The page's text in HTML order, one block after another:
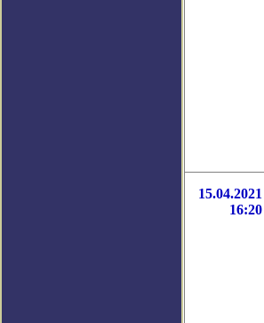
15.04.2021
16:20